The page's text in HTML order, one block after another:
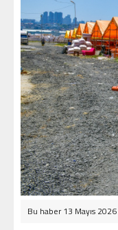
Bu haber 13 Mayıs